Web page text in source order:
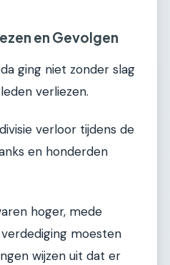
en Gevolgen
ging niet zonder slag
verliezen.
verloor tijdens de
en honderden
hoger, mede
moesten
wijzen uit dat er